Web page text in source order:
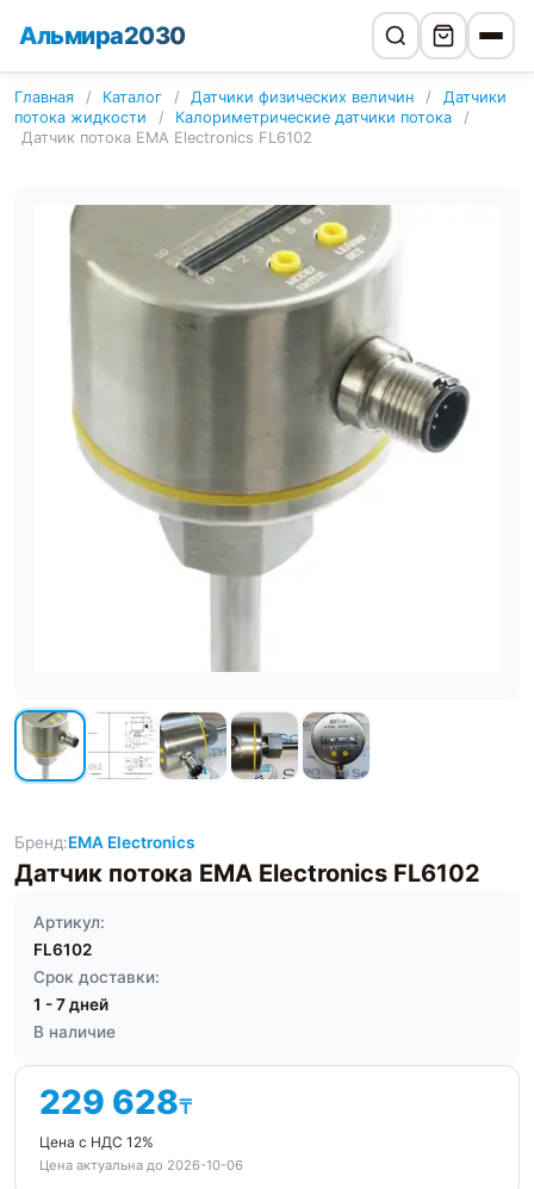
Альмира2030
Главная / Каталог / Датчики физических величин /
Датчики
потока жидкости
/ Калориметрические датчики потока
/
Датчик потока EMA Electronics FL6102
Бренд:EMA Electronics
Датчик потока EMA Electronics FL6102
Артикул:
FL6102
Срок доставки:
1 - 7 дней
В наличие
229 628₸
Цена с НДС 12%
Цена актуальна до 2026-10-06